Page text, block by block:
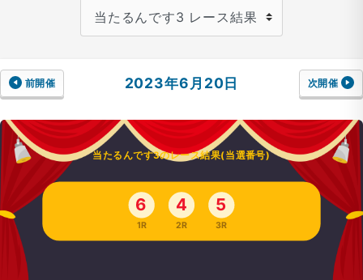
前開催 2023年6月20日 次開催
当たるんです3のレース結果(当選番号)
6
1R
4
2R
5
3R